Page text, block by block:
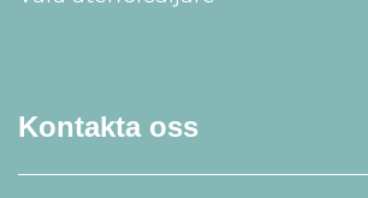
Kontakta oss